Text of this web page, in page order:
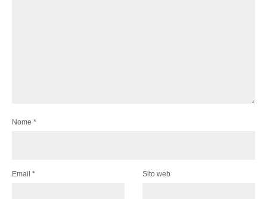
Nome *
Email * Sito web